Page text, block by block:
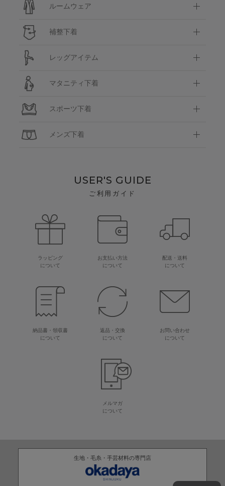
ルームウェア
補整下着
レッグアイテム
マタニティ下着
スポーツ下着
メンズ下着
USER'S GUIDE
ご利用ガイド
ラッピング
について
お支払い方法
について
配送・送料
について
納品書・領収書
について
返品・交換
について
お問い合わせ
について
メルマガ
について
生地・毛糸・手芸材料の専門店